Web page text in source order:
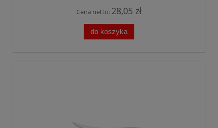
Cena netto: 28,05 zł
do koszyka